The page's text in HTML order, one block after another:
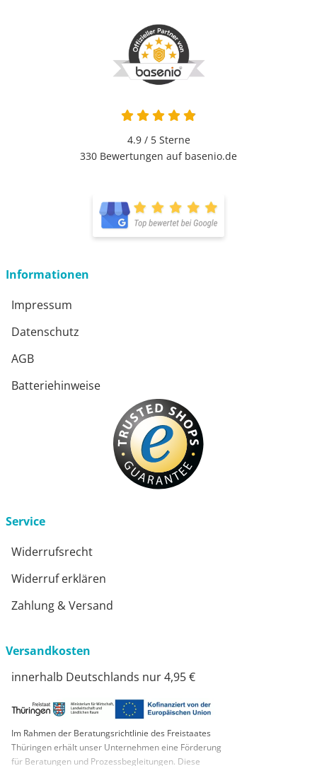
4.9 von 5
4.9 / 5Sterne
330 Bewertungen auf basenio.de
öffnet in neuem Fenster
Informationen
Impressum
Datenschutz
AGB
Batteriehinweise
Service
Widerrufsrecht
Widerruf erklären
Zahlung & Versand
Versandkosten
innerhalb Deutschlands nur 4,95 €
Im Rahmen der Beratungsrichtlinie des Freistaates
Thüringen erhält unser Unternehmen eine Förderung
für Beratungen und Prozessbegleitungen. Diese